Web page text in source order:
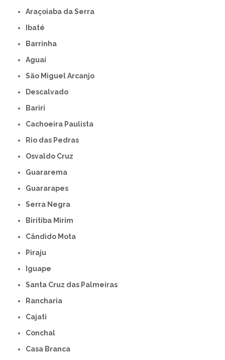
Araçoiaba da Serra
Ibaté
Barrinha
Aguaí
São Miguel Arcanjo
Descalvado
Bariri
Cachoeira Paulista
Rio das Pedras
Osvaldo Cruz
Guararema
Guararapes
Serra Negra
Biritiba Mirim
Cândido Mota
Piraju
Iguape
Santa Cruz das Palmeiras
Rancharia
Cajati
Conchal
Casa Branca